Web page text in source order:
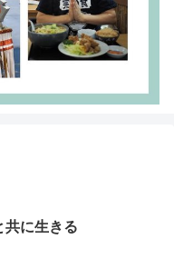
共に生きる